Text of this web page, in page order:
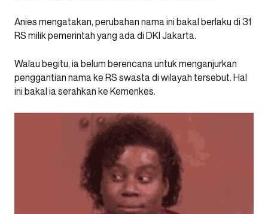
Anies mengatakan, perubahan nama ini bakal berlaku di 31
RS milik pemerintah yang ada di DKI Jakarta.
Walau begitu, ia belum berencana untuk menganjurkan
penggantian nama ke RS swasta di wilayah tersebut. Hal
ini bakal ia serahkan ke Kemenkes.